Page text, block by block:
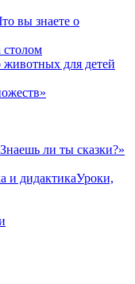
вы знаете о
столом
для детей
ли ты сказки?»
и дидактикаУроки,